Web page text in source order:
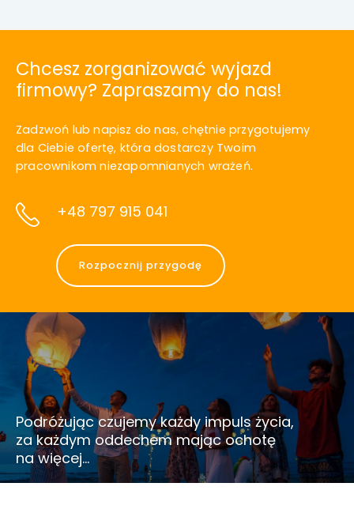
Chcesz zorganizować wyjazd
firmowy? Zapraszamy do nas!
Zadzwoń lub napisz do nas, chętnie przygotujemy
dla Ciebie ofertę, która dostarczy Twoim
pracownikom niezapomnianych wrażeń.
+48 797 915 041
Rozpocznij przygodę
Podróżując czujemy każdy impuls życia,
za każdym oddechem mając ochotę
na więcej…